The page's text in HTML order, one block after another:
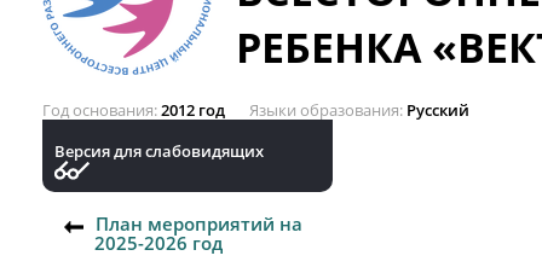
РЕБЕНКА
Год основания 2012 год Языки образования Русский
Версия для слабовидящих
План мероприятий на
2025-2026 год